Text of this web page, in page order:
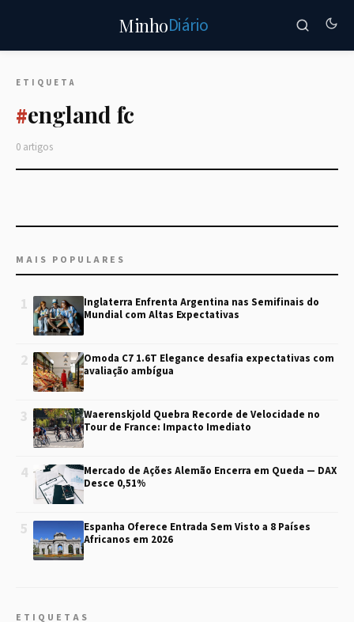
MinhoDiário
ETIQUETA
#england fc
0 artigos
MAIS POPULARES
1
Inglaterra Enfrenta Argentina nas Semifinais do
Mundial com Altas Expectativas
2
Omoda C7 1.6T Elegance desafia expectativas com
avaliação ambígua
3
Waerenskjold Quebra Recorde de Velocidade no
Tour de France: Impacto Imediato
4
Mercado de Ações Alemão Encerra em Queda — DAX
Desce 0,51%
5
Espanha Oferece Entrada Sem Visto a 8 Países
Africanos em 2026
ETIQUETAS